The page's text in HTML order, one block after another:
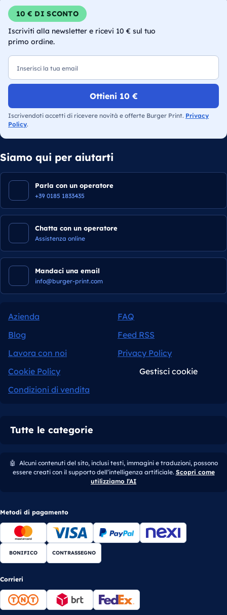
10 € DI SCONTO
Iscriviti alla newsletter e ricevi 10 € sul tuo
primo ordine.
Ottieni 10 €
Iscrivendoti accetti di ricevere novità e offerte Burger Print. Privacy
Policy.
Siamo qui per aiutarti
Parla con un operatore
+39 0185 1833435
Chatta con un operatore
Assistenza online
Mandaci una email
info@burger-print.com
Azienda
FAQ
Blog
Feed RSS
Lavora con noi
Privacy Policy
Cookie Policy
Gestisci cookie
Condizioni di vendita
Tutte le categorie
🤖 Alcuni contenuti del sito, inclusi testi, immagini e traduzioni, possono
essere creati con il supporto dell’intelligenza artificiale. Scopri come
utilizziamo l’AI
Metodi di pagamento
BONIFICO CONTRASSEGNO
Corrieri